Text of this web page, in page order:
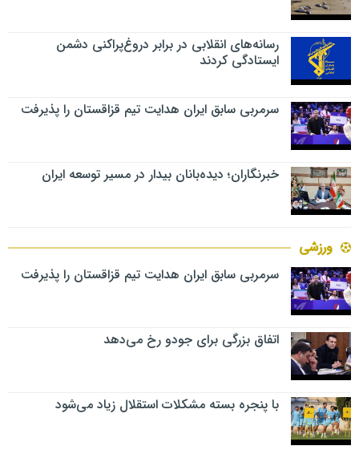
رسانه‌های انقلابی در برابر دروغ‌پراکنی دشمن
ایستادگی کردند
سرمربی سابق ایران هدایت تیم قزاقستان را پذیرفت
خبرنگاران؛ دیده‌بانان بیدار در مسیر توسعه ایران
ورزشی
سرمربی سابق ایران هدایت تیم قزاقستان را پذیرفت
اتفاق بزرگی برای جودو رخ می‌دهد
با پنجره بسته مشکلات استقلال زیاد می‌شود